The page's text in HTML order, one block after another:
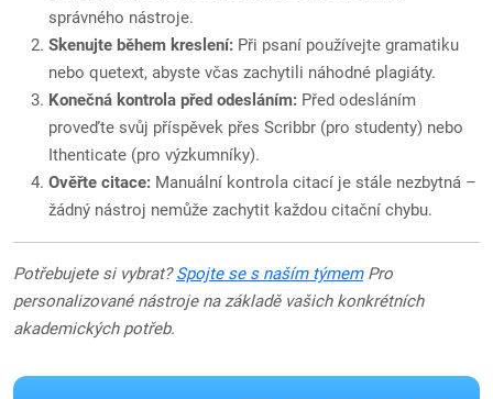
správného nástroje.
Skenujte během kreslení: Při psaní používejte gramatiku
nebo quetext, abyste včas zachytili náhodné plagiáty.
Konečná kontrola před odesláním: Před odesláním
proveďte svůj příspěvek přes Scribbr (pro studenty) nebo
Ithenticate (pro výzkumníky).
Ověřte citace: Manuální kontrola citací je stále nezbytná –
žádný nástroj nemůže zachytit každou citační chybu.
Potřebujete si vybrat?Spojte se s naším týmemPro
personalizované nástroje na základě vašich konkrétních
akademických potřeb.